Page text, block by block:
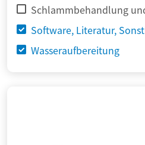
Schlammbehandlung
Software, Literatur,
Wasseraufbereitung